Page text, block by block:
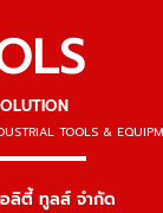
TOOLS &
ลิตี้ ทูลส์ จำกัด